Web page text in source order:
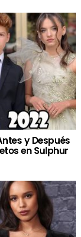
y Después
en Sulphur